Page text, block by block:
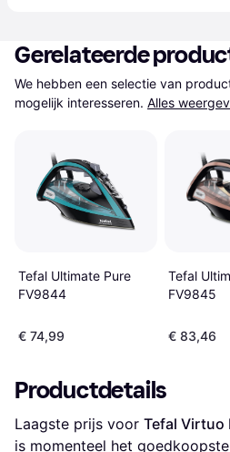
Gerelateerde
We hebben een selectie van
mogelijk interesseren. Alles
Tefal Ultimate Pure
FV9844
€ 74,99
Tefal
FV9845
€ 83,46
Productdetails
Laagste prijs voor Tefal Virtuo
is momenteel het